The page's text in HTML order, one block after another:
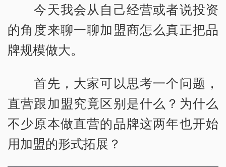
今天我会从自己经营或者说投资
的角度来聊一聊加盟商怎么真正把品
牌规模做大。
首先，大家可以思考一个问题，
直营跟加盟究竟区别是什么？为什么
不少原本做直营的品牌这两年也开始
用加盟的形式拓展？